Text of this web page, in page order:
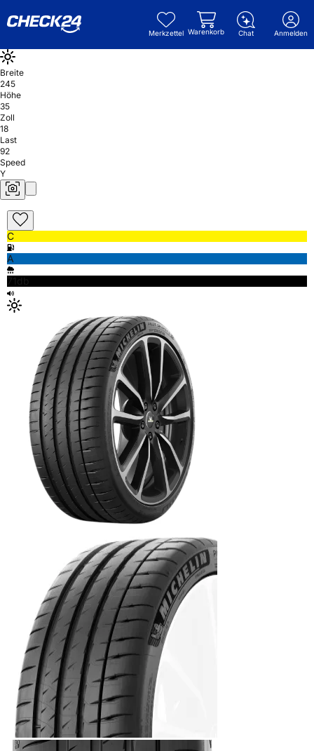
Merkzettel Warenkorb Chat Anmelden
Breite
245
Höhe
35
Zoll
18
Last
92
Speed
Y
C
A
71db